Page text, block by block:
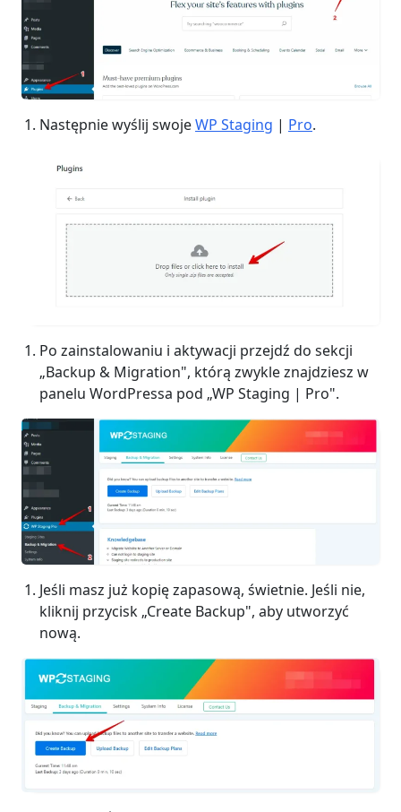
Następnie wyślij swojeWP Staging | Pro.
Po zainstalowaniu i aktywacji przejdź do sekcji
„Backup & Migration", którą zwykle znajdziesz w
panelu WordPressa pod „WP Staging | Pro".
Jeśli masz już kopię zapasową, świetnie. Jeśli nie,
kliknij przycisk „Create Backup", aby utworzyć
nową.